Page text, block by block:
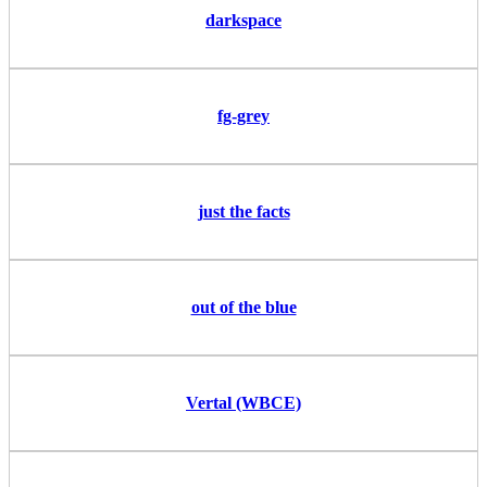
darkspace
fg-grey
just the facts
out of the blue
Vertal (WBCE)